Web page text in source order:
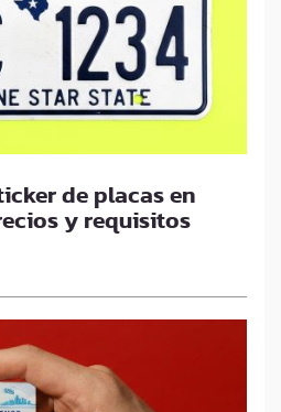
de placas en
y requisitos